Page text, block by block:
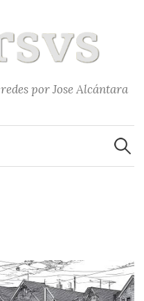
por Jose Alcántara